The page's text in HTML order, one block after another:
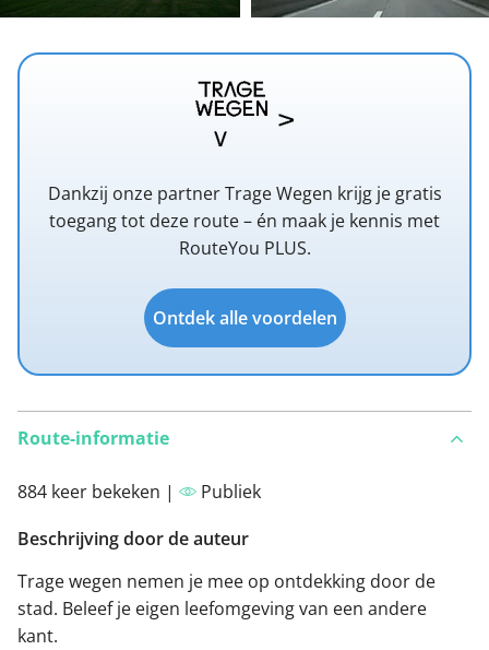
Dankzij onze partner Trage Wegen krijg je gratis
toegang tot deze route – én maak je kennis met
RouteYou PLUS.
Ontdek alle voordelen
Route-informatie
884 keer bekeken |
Publiek
Beschrijving door de auteur
Trage wegen nemen je mee op ontdekking door de
stad. Beleef je eigen leefomgeving van een andere
kant.